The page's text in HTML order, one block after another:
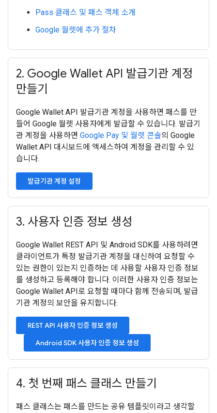
Pass 클래스 및 패스 객체 소개
Google 월렛에 추가 절차
2. Google Wallet API 발급기관 계정
만들기
Google Wallet API 발급기관 계정을 사용하면 패스를 만
들어 Google 월렛 사용자에게 발급할 수 있습니다. 발급기
관 계정을 사용하면 Google Pay 및 월렛 콘솔의 Google
Wallet API 대시보드에 액세스하여 계정을 관리할 수 있
습니다.
발급기관 계정 설정
3. 사용자 인증 정보 생성
Google Wallet REST API 및 Android SDK를 사용하려면
클라이언트가 특정 발급기관 계정을 대신하여 요청할 수
있는 권한이 있는지 인증하는 데 사용할 사용자 인증 정보
를 생성하고 등록해야 합니다. 이러한 사용자 인증 정보는
Google Wallet API로 요청할 때마다 함께 전송되며, 발급
기관 계정의 보안을 유지합니다.
REST API 사용자 인증 정보 생성
Android SDK 사용자 인증 정보 생성
4. 첫 번째 패스 클래스 만들기
패스 클래스는 패스를 만드는 공유 템플릿이라고 생각할